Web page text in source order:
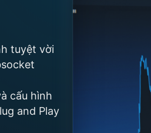
tuyệt vời
cấu hình
and Play